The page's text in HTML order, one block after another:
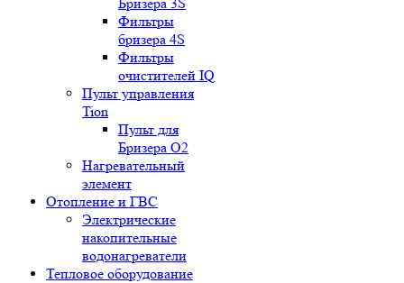
Фильтры
бризера 4S
Фильтры
очистителей IQ
Пульт управления
Tion
Пульт для
Бризера O2
Нагревательный
элемент
Отопление и ГВС
Электрические
накопительные
водонагреватели
Тепловое оборудование